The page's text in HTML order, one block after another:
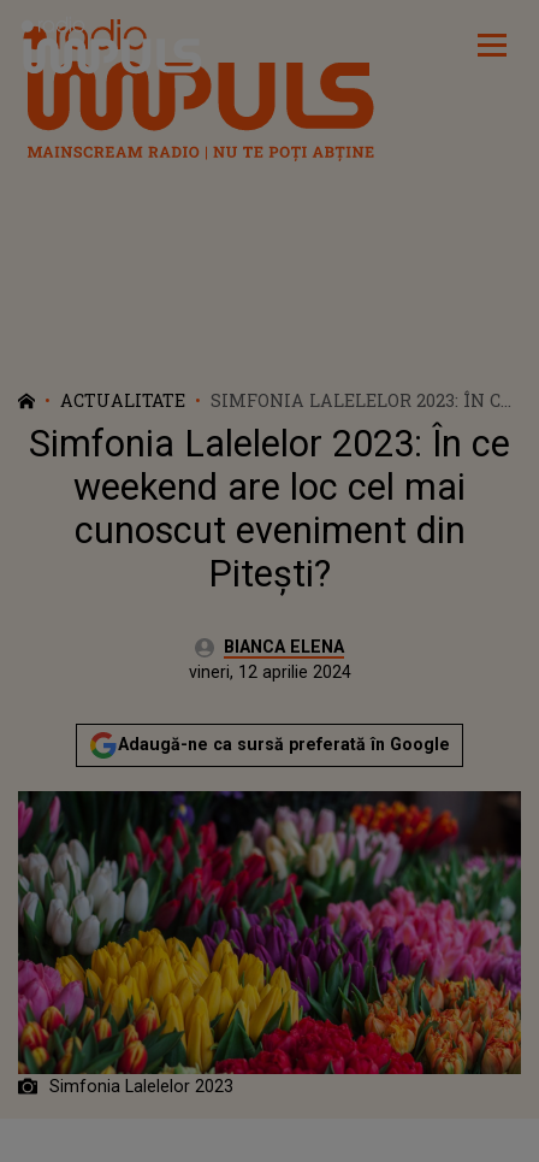
Radio Impuls
ACTUALITATE
SIMFONIA LALELELOR 2023: ÎN CE
WEEKEND ARE LOC CEL MAI
CUNOSCUT EVENIMENT DIN
PITEȘTI?
Simfonia Lalelelor 2023: În ce
weekend are loc cel mai
cunoscut eveniment din
Pitești?
Autor:BIANCA ELENA
sâmbătă, 15 aprilie 2023Actualizat:
vineri, 12 aprilie 2024
Adaugă-ne ca sursă preferată în Google
Simfonia Lalelelor 2023